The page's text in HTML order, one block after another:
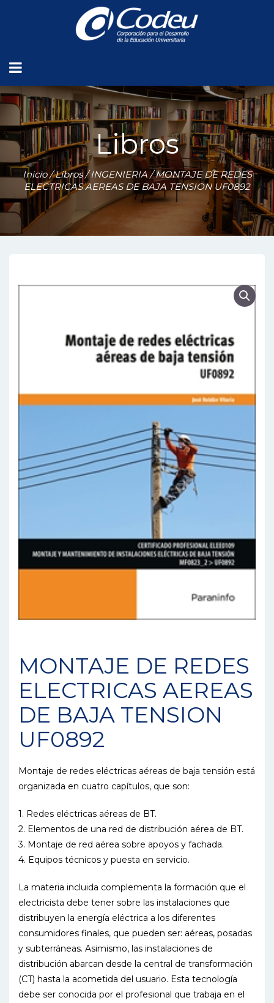
Libros
Inicio/Libros/INGENIERIA/ MONTAJE DE REDES
ELECTRICAS AEREAS DE BAJA TENSION UF0892
MONTAJE DE REDES
ELECTRICAS AEREAS
DE BAJA TENSION
UF0892
Montaje de redes eléctricas aéreas de baja tensión está
organizada en cuatro capítulos, que son:
1. Redes eléctricas aéreas de BT.
2. Elementos de una red de distribución aérea de BT.
3. Montaje de red aérea sobre apoyos y fachada.
4. Equipos técnicos y puesta en servicio.
La materia incluida complementa la formación que el
electricista debe tener sobre las instalaciones que
distribuyen la energía eléctrica a los diferentes
consumidores finales, que pueden ser: aéreas, posadas
y subterráneas. Asimismo, las instalaciones de
distribución abarcan desde la central de transformación
(CT) hasta la acometida del usuario. Esta tecnología
debe ser conocida por el profesional que trabaja en el